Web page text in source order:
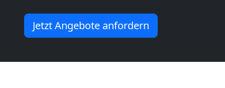
Jetzt Angebote anfordern
National
Beiladung